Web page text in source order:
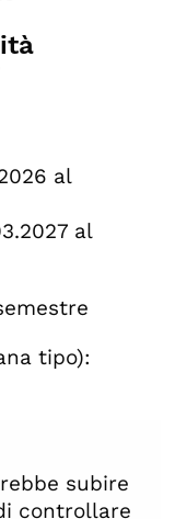
al
al
tipo):
subire
controllare